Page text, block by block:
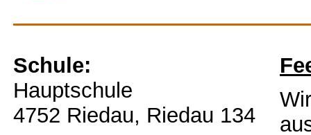
Schule:
Hauptschule
4752 Riedau, Riedau 134